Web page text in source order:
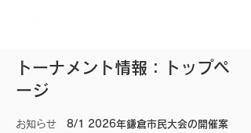
トーナメント情報：トップペ
ージ
お知らせ 8/1 2026年鎌倉市民大会の開催案